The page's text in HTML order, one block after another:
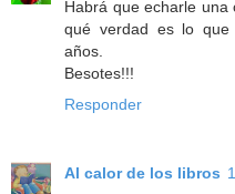
Habrá que echarle
qué verdad es lo que
años.
Besotes!!!
Responder
Al calor de los libros